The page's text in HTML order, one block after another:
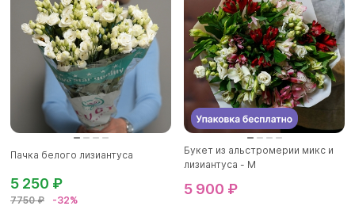
Пачка белого лизиантуса
7750 ₽ -32%
5 250 ₽
Букет из альстромерии микс и
лизиантуса - М
5 900 ₽